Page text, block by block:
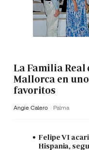
La Familia Real
Mallorca en
favoritos
Angie Calero Palma
Felipe VI
Hispania,